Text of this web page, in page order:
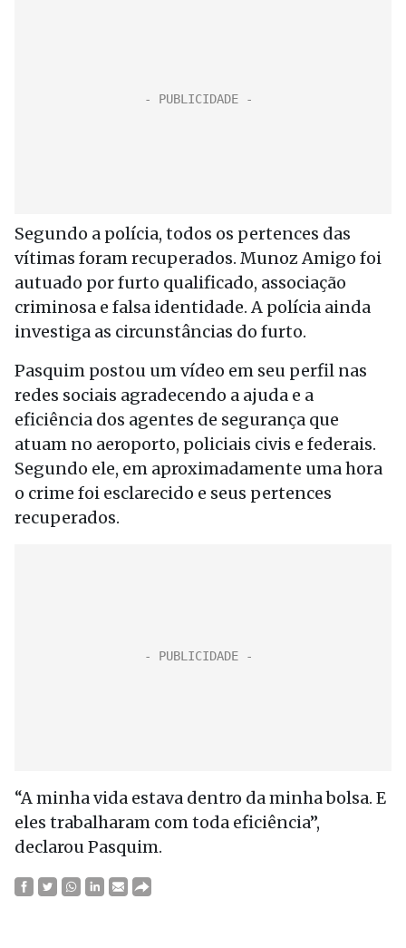
Segundo a polícia, todos os pertences das
vítimas foram recuperados. Munoz Amigo foi
autuado por furto qualificado, associação
criminosa e falsa identidade. A polícia ainda
investiga as circunstâncias do furto.
Pasquim postou um vídeo em seu perfil nas
redes sociais agradecendo a ajuda e a
eficiência dos agentes de segurança que
atuam no aeroporto, policiais civis e federais.
Segundo ele, em aproximadamente uma hora
o crime foi esclarecido e seus pertences
recuperados.
“A minha vida estava dentro da minha bolsa. E
eles trabalharam com toda eficiência”,
declarou Pasquim.